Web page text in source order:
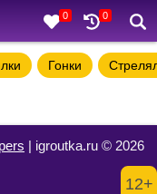
0 0
Гонки
| igroutka.ru © 2026
12+